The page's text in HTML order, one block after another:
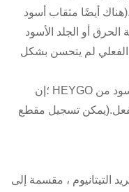
أيضًا مثقاب أسود
أو الجلد الأسود
الفعلي لم يتحسن بشكل
يمكنك العثور على لقم الثقب باللون الأسود من HEYGO ؛إن
تسجيل مقطع
التيتانيوم ، مقسمة إلى